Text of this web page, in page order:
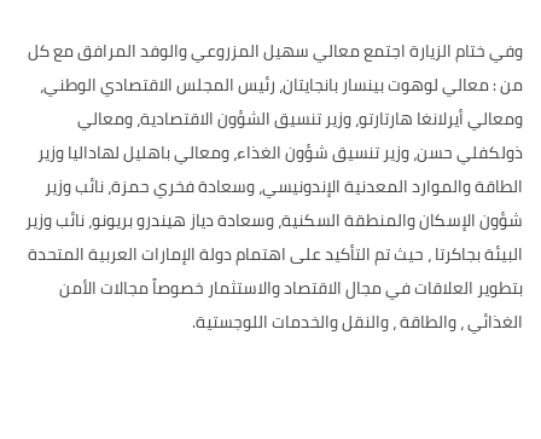
وفي ختام الزيارة اجتمع معالي سهيل المزروعي والوفد المرافق مع كل
من : معالي لوهوت بينسار بانجايتان، رئيس المجلس الاقتصادي الوطني،
ومعالي أيرلانغا هارتارتو، وزير تنسيق الشؤون الاقتصادية، ومعالي
ذولكفلي حسن، وزير تنسيق شؤون الغذاء، ومعالي باهليل لهاداليا وزير
الطاقة والموارد المعدنية الإندونيسي، وسعادة فخري حمزة، نائب وزير
شؤون الإسكان والمنطقة السكنية، وسعادة دياز هيندرو بريونو، نائب وزير
البيئة بجاكرتا ، حيث تم التأكيد على اهتمام دولة الإمارات العربية المتحدة
بتطوير العلاقات في مجال الاقتصاد والاستثمار خصوصاً مجالات الأمن
الغذائي ، والطاقة ، والنقل والخدمات اللوجستية.